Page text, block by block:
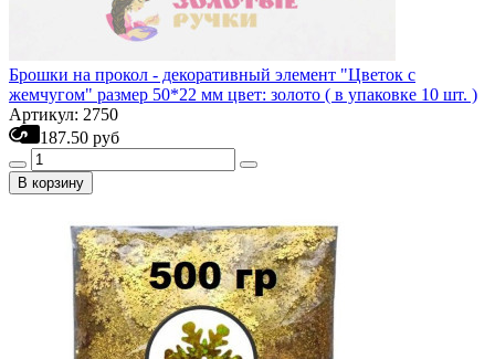
Брошки на прокол - декоративный элемент "Цветок с
жемчугом" размер 50*22 мм цвет: золото ( в упаковке 10 шт. )
Артикул: 2750
187.50 руб
В корзину